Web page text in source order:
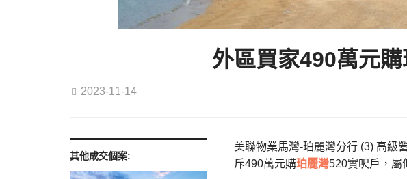
外區買家490萬元
2023-11-14
其他成交個案:
美聯物業馬灣-珀麗灣分行 (3) 高級
斥490萬元購珀麗灣520實呎戶，屬